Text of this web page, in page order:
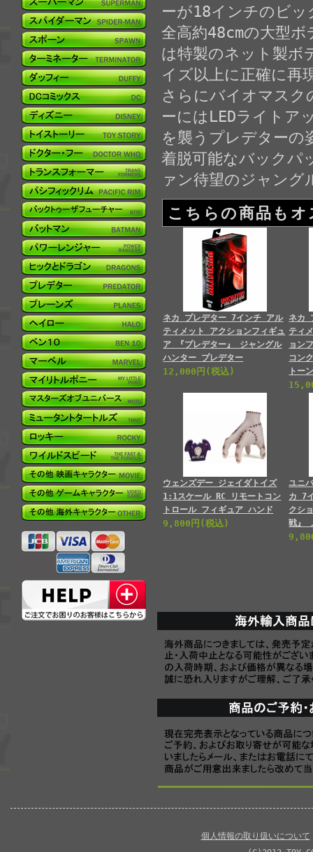
ーが18インチのビ
全高約48cmの大型
は特製のネット製ボ
イズ以上に正確に再
さらにバイオマスク
ーにはLEDライトア
を襲うプレデターの
着脱可能なバックパ
ァン待望のジャン
こちらの商品も
ネカ プレデター 7インチ アル
ティメット アクションフィギュ
ア 『プレデター』 ジャングル
ハンター プレデター
12,000円(税込)
ネカ
ティ
ョン
コン
トー
ウェンズデー ジェイダトイズ
1:1スケール RC リモートコン
トロール フィギュア ハンド
9,800円(税込)
ユニ
カ 7
クシ
戦』
個人情報の取り扱いについて